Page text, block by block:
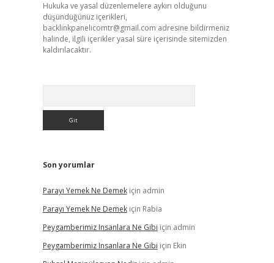
Hukuka ve yasal düzenlemelere aykırı olduğunu
düşündüğünüz içerikleri,
backlinkpanelicomtr@gmail.com adresine bildirmeniz
halinde, ilgili içerikler yasal süre içerisinde sitemizden
kaldırılacaktır.
Son yorumlar
Parayı Yemek Ne Demekiçin admin
Parayı Yemek Ne Demekiçin Rabia
Peygamberimiz Insanlara Ne Gibi için admin
Peygamberimiz Insanlara Ne Gibi için Ekin